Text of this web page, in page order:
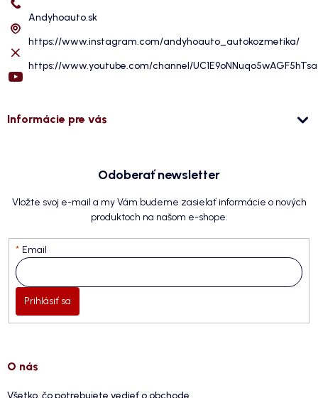
Andyhoauto.sk
https://www.instagram.com/andyhoauto_autokozmetika/
https://www.youtube.com/channel/
Informácie pre vás
Odoberať newsletter
Vložte svoj e-mail a my Vám budeme zasielať informácie o nových
produktoch na našom e-shope.
Email
Prihlásiť sa
O nás